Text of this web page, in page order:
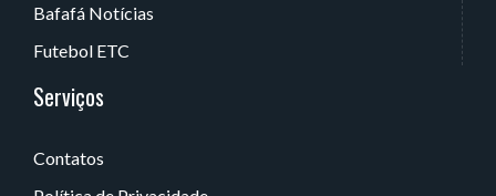
Bafafá Notícias
Futebol ETC
Serviços
Contatos